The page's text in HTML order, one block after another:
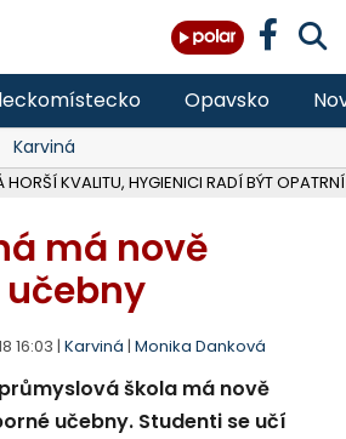
Opavsko
Karviná
KVALITU, HYGIENICI RADÍ BÝT OPATRNÍ
má nově
16:03 | Karviná | Monika Danková
škola má nově
učebny. Studenti se učí